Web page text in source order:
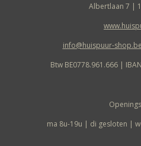
Albertlaan 7 |
info@huispuur-shop.be
Btw BE0778.961.666 |
ma 8u-19u | di gesloten |